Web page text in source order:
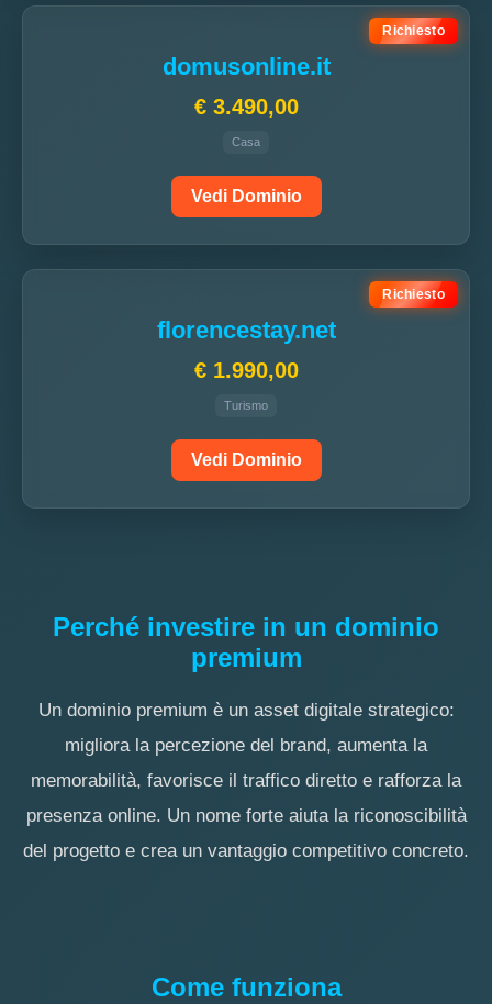
Richiesto
domusonline.it
€ 3.490,00
Casa
Vedi Dominio
Richiesto
florencestay.net
€ 1.990,00
Turismo
Vedi Dominio
Perché investire in un dominio
premium
Un dominio premium è un asset digitale strategico:
migliora la percezione del brand, aumenta la
memorabilità, favorisce il traffico diretto e rafforza la
presenza online. Un nome forte aiuta la riconoscibilità
del progetto e crea un vantaggio competitivo concreto.
Come funziona